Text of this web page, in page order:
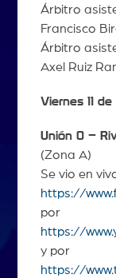
Árbitro
Francisco
Árbitro
Axel Ruiz
Viernes 11
Unión 0 –
(Zona A)
Se vio en
https://
por
https://
y por
https://